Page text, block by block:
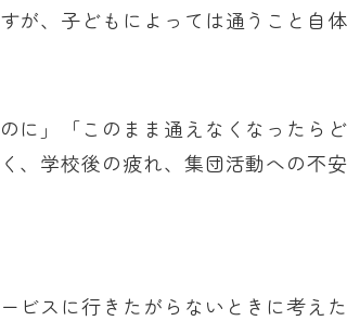
、子どもによっては通うこと自
に」「このまま通えなくなったら
、学校後の疲れ、集団活動への不
ビスに行きたがらないときに考え